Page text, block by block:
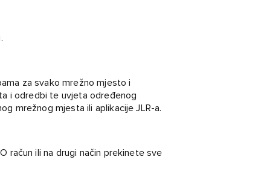
za svako mrežno mjesto i
i odredbi te uvjeta određenog
mrežnog mjesta ili aplikacije JLR-a.
račun ili na drugi način prekinete sve